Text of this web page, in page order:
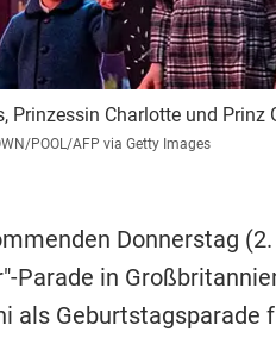
Prinzessin Charlotte und Prinz
POOL/AFP via Getty Images
Donnerstag
Parade in
als Geburtstagsparade